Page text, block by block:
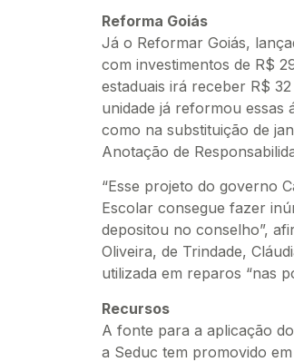
Reforma Goiás
Já o Reformar Goiás,
com investimentos de R$
estaduais irá receber R$
unidade já reformou essas
como na substituição de
Anotação de
“Esse projeto do governo
Escolar consegue fazer
depositou no conselho”,
Oliveira, de Trindade,
utilizada em reparos “nas
Recursos
A fonte para a aplicação
a Seduc tem promovido